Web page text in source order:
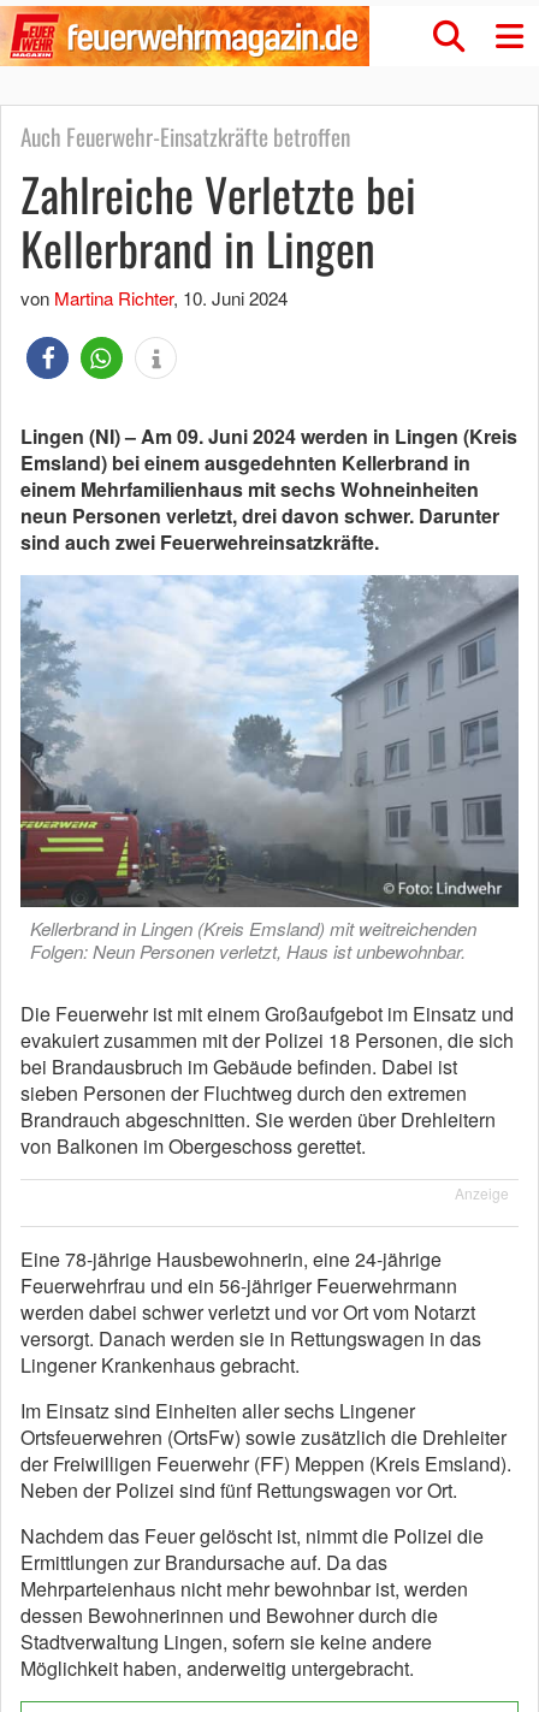
Auch Feuerwehr-Einsatzkräfte betroffen
Zahlreiche Verletzte bei
Kellerbrand in Lingen
von Martina Richter, 10. Juni 2024
Lingen (NI) – Am 09. Juni 2024 werden in Lingen (Kreis
Emsland) bei einem ausgedehnten Kellerbrand in
einem Mehrfamilienhaus mit sechs Wohneinheiten
neun Personen verletzt, drei davon schwer. Darunter
sind auch zwei Feuerwehreinsatzkräfte.
Kellerbrand in Lingen (Kreis Emsland) mit weitreichenden
Folgen: Neun Personen verletzt, Haus ist unbewohnbar.
Die Feuerwehr ist mit einem Großaufgebot im Einsatz und
evakuiert zusammen mit der Polizei 18 Personen, die sich
bei Brandausbruch im Gebäude befinden. Dabei ist
sieben Personen der Fluchtweg durch den extremen
Brandrauch abgeschnitten. Sie werden über Drehleitern
von Balkonen im Obergeschoss gerettet.
Anzeige
Eine 78-jährige Hausbewohnerin, eine 24-jährige
Feuerwehrfrau und ein 56-jähriger Feuerwehrmann
werden dabei schwer verletzt und vor Ort vom Notarzt
versorgt. Danach werden sie in Rettungswagen in das
Lingener Krankenhaus gebracht.
Im Einsatz sind Einheiten aller sechs Lingener
Ortsfeuerwehren (OrtsFw) sowie zusätzlich die Drehleiter
der Freiwilligen Feuerwehr (FF) Meppen (Kreis Emsland).
Neben der Polizei sind fünf Rettungswagen vor Ort.
Nachdem das Feuer gelöscht ist, nimmt die Polizei die
Ermittlungen zur Brandursache auf. Da das
Mehrparteienhaus nicht mehr bewohnbar ist, werden
dessen Bewohnerinnen und Bewohner durch die
Stadtverwaltung Lingen, sofern sie keine andere
Möglichkeit haben, anderweitig untergebracht.